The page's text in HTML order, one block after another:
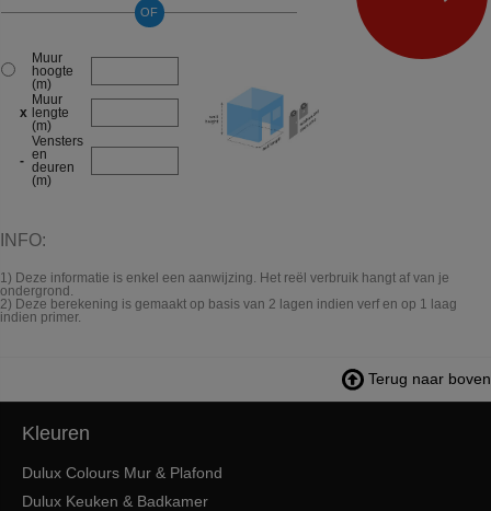
OF
Muur
hoogte
(m)
x
Muur
lengte
(m)
-
Vensters
en
deuren
(m)
INFO:
1) Deze informatie is enkel een aanwijzing. Het reël verbruik hangt af van je
ondergrond.
2) Deze berekening is gemaakt op basis van 2 lagen indien verf en op 1 laag
indien primer.
Terug naar boven
Kleuren
Dulux Colours Mur & Plafond
Dulux Keuken & Badkamer